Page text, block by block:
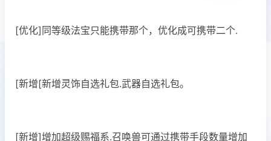
[优化]同等级法宝只能携带那个，优化成可携带二个.
[新增[新增灵饰自选礼包.武器自选礼包。
[新增]增加超级赐福系.召唤兽可通过携带手段数量增加